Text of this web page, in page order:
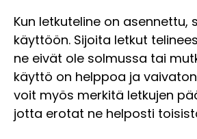
Kun letkuteline on asennettu,
käyttöön. Sijoita letkut
ne eivät ole solmussa tai
käyttö on helppoa ja
voit myös merkitä letkujen
jotta erotat ne helposti